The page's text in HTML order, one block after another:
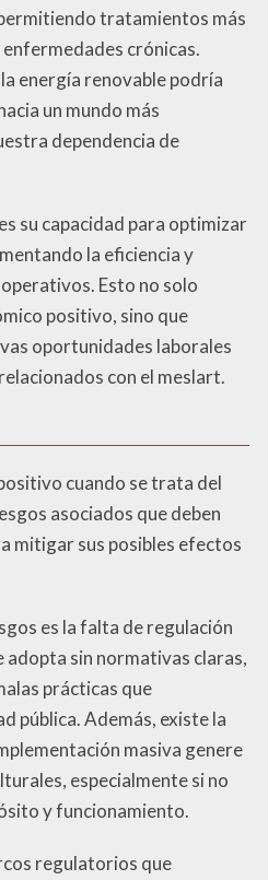
tratamientos más
crónicas.
energía renovable podría
un mundo más
dependencia de
su capacidad para optimizar
la eficiencia y
Esto no solo
positivo, sino que
oportunidades laborales
con el meslart.
cuando se trata del
asociados que deben
mitigar sus posibles efectos
es la falta de regulación
adopta sin normativas claras,
prácticas que
pública. Además, existe la
masiva genere
especialmente si no
y funcionamiento.
regulatorios que